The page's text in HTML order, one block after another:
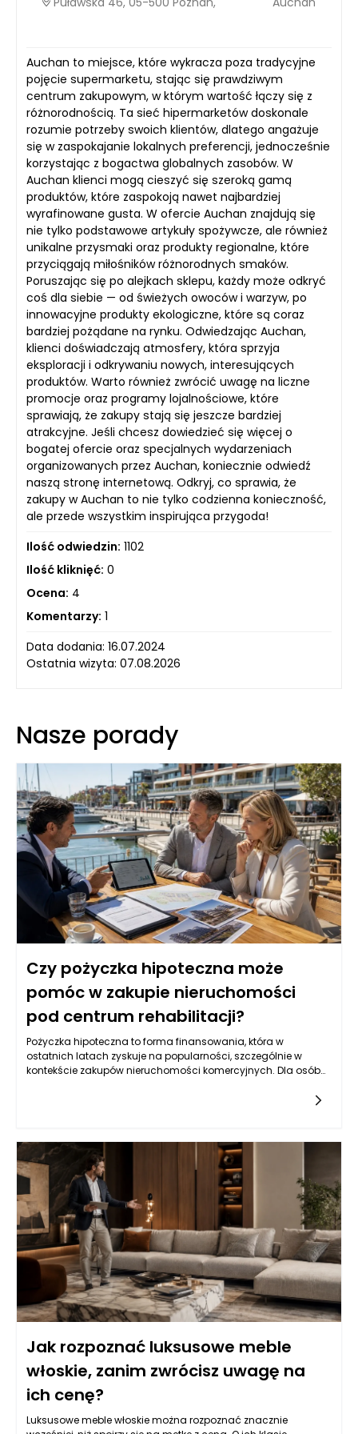
Auchan to miejsce, które wykracza poza tradycyjne
pojęcie supermarketu, stając się prawdziwym
centrum zakupowym, w którym wartość łączy się z
różnorodnością. Ta sieć hipermarketów doskonale
rozumie potrzeby swoich klientów, dlatego angażuje
się w zaspokajanie lokalnych preferencji, jednocześnie
korzystając z bogactwa globalnych zasobów. W
Auchan klienci mogą cieszyć się szeroką gamą
produktów, które zaspokoją nawet najbardziej
wyrafinowane gusta. W ofercie Auchan znajdują się
nie tylko podstawowe artykuły spożywcze, ale również
unikalne przysmaki oraz produkty regionalne, które
przyciągają miłośników różnorodnych smaków.
Poruszając się po alejkach sklepu, każdy może odkryć
coś dla siebie — od świeżych owoców i warzyw, po
innowacyjne produkty ekologiczne, które są coraz
bardziej pożądane na rynku. Odwiedzając Auchan,
klienci doświadczają atmosfery, która sprzyja
eksploracji i odkrywaniu nowych, interesujących
produktów. Warto również zwrócić uwagę na liczne
promocje oraz programy lojalnościowe, które
sprawiają, że zakupy stają się jeszcze bardziej
atrakcyjne. Jeśli chcesz dowiedzieć się więcej o
bogatej ofercie oraz specjalnych wydarzeniach
organizowanych przez Auchan, koniecznie odwiedź
naszą stronę internetową. Odkryj, co sprawia, że
zakupy w Auchan to nie tylko codzienna konieczność,
ale przede wszystkim inspirująca przygoda!
Ilość odwiedzin: 1102
Ilość kliknięć: 0
Ocena: 4
Komentarzy: 1
Data dodania: 16.07.2024
Ostatnia wizyta: 07.08.2026
Nasze porady
Czy pożyczka hipoteczna może
pomóc w zakupie nieruchomości
pod centrum rehabilitacji?
Pożyczka hipoteczna to forma finansowania, która w
ostatnich latach zyskuje na popularności, szczególnie w
kontekście zakupów nieruchomości komercyjnych. Dla osób
niż kredyty konsumpcyjne czy osobiste. Dzięki niższym stopom
procentowym i dłuższym okresom spłaty, pozwala na
pozyskanie znacznych sum pieniędzy, które można
przeznaczyć na zakup przestrzeni przystosowanej do
działalności rehabilitacyjnej. Warto zatem zastanowić się nad
możliwościami, jakie oferuje ten produkt dla przedsiębiorców z
branży zdrowotnej.
Jak rozpoznać luksusowe meble
włoskie, zanim zwrócisz uwagę na
ich cenę?
Luksusowe meble włoskie można rozpoznać znacznie